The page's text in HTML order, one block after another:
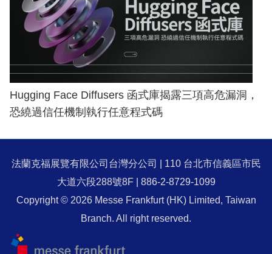
Hugging Face Diffusers 函式庫揭露三項高危漏洞，
恐繞過信任機制執行任意程式碼
法蘭克福展覽有限公司台灣分公司 | 110 台北市信義區市民
大道六段288號8F | 886-2-8729-1099
Copyright © 2026 Messe Frankfurt (HK) Limited, Taiwan
Branch. All right reserved.